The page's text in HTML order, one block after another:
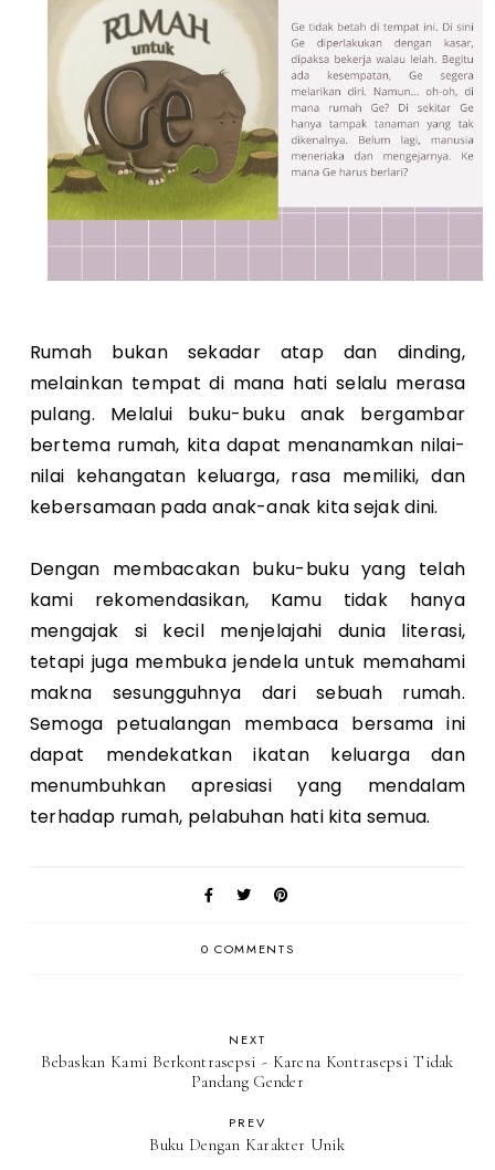
Rumah bukan sekadar atap dan dinding,
melainkan tempat di mana hati selalu merasa
pulang. Melalui buku-buku anak bergambar
bertema rumah, kita dapat menanamkan nilai-
nilai kehangatan keluarga, rasa memiliki, dan
kebersamaan pada anak-anak kita sejak dini.
Dengan membacakan buku-buku yang telah
kami rekomendasikan, Kamu tidak hanya
mengajak si kecil menjelajahi dunia literasi,
tetapi juga membuka jendela untuk memahami
makna sesungguhnya dari sebuah rumah.
Semoga petualangan membaca bersama ini
dapat mendekatkan ikatan keluarga dan
menumbuhkan apresiasi yang mendalam
terhadap rumah, pelabuhan hati kita semua.
0 COMMENTS
NEXT
Bebaskan Kami Berkontrasepsi - Karena Kontrasepsi Tidak
Pandang Gender
PREV
Buku Dengan Karakter Unik